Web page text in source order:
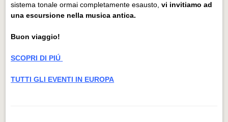
sistema tonale ormai completamente esausto,vi invitiamo ad
una escursione nella musica antica.
Buon viaggio!
SCOPRI DI PIÚ
TUTTI GLI EVENTI IN EUROPA